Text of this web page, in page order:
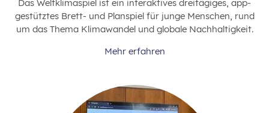
Das Weltklimaspiel ist ein interaktives dreitägiges, app-
gestütztes Brett- und Planspiel für junge Menschen, rund
um das Thema Klimawandel und globale Nachhaltigkeit.
Mehr erfahren